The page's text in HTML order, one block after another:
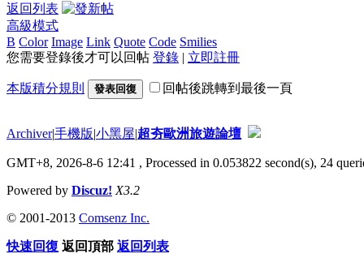
返回列表
高級模式
B Color Image Link Quote Code Smilies
您需要登錄後才可以回帖 登錄 | 立即註冊
本版積分規則 發表回復 回帖後跳轉到最後一頁
Archiver|手機版|小黑屋|超夯歐洲旅遊論壇
GMT+8, 2026-8-6 12:41 , Processed in 0.053822 second(s), 24
Powered by Discuz! X3.2
© 2001-2013 Comsenz Inc.
快速回復 返回頂部 返回列表